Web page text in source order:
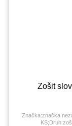
Zošit
Značka:značka